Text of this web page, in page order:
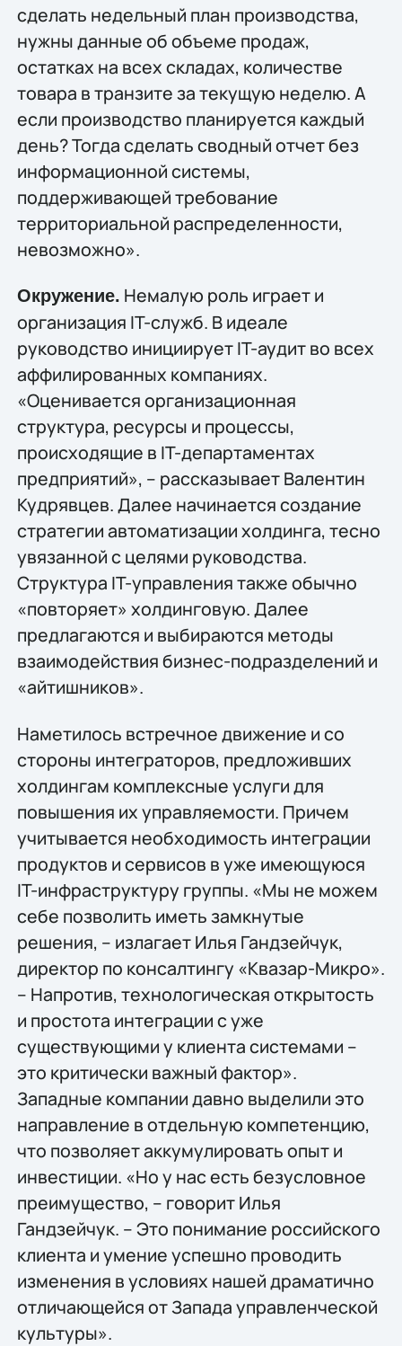
сделать недельный план производства,
нужны данные об объеме продаж,
остатках на всех складах, количестве
товара в транзите за текущую неделю. А
если производство планируется каждый
день? Тогда сделать сводный отчет без
информационной системы,
поддерживающей требование
территориальной распределенности,
невозможно».
Окружение. Немалую роль играет и
организация IT-служб. В идеале
руководство инициирует IT-аудит во всех
аффилированных компаниях.
«Оценивается организационная
структура, ресурсы и процессы,
происходящие в IT-департаментах
предприятий», – рассказывает Валентин
Кудрявцев. Далее начинается создание
стратегии автоматизации холдинга, тесно
увязанной с целями руководства.
Структура IT-управления также обычно
«повторяет» холдинговую. Далее
предлагаются и выбираются методы
взаимодействия бизнес-подразделений и
«айтишников».
Наметилось встречное движение и со
стороны интеграторов, предложивших
холдингам комплексные услуги для
повышения их управляемости. Причем
учитывается необходимость интеграции
продуктов и сервисов в уже имеющуюся
IT-инфраструктуру группы. «Мы не можем
себе позволить иметь замкнутые
решения, – излагает Илья Гандзейчук,
директор по консалтингу «Квазар-Микро».
– Напротив, технологическая открытость
и простота интеграции с уже
существующими у клиента системами –
это критически важный фактор».
Западные компании давно выделили это
направление в отдельную компетенцию,
что позволяет аккумулировать опыт и
инвестиции. «Но у нас есть безусловное
преимущество, – говорит Илья
Гандзейчук. – Это понимание российского
клиента и умение успешно проводить
изменения в условиях нашей драматично
отличающейся от Запада управленческой
культуры».